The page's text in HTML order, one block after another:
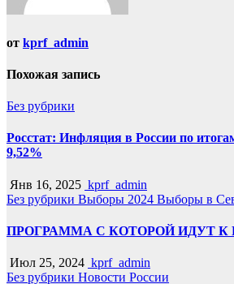
от kprf_admin
Похожая запись
Без рубрики
Росстат: Инфляция в России по
9,52%
Янв 16, 2025 kprf_admin
Без рубрики Выборы 2024 Выборы в
ПРОГРАММА С КОТОРОЙ ИДУТ К
Июл 25, 2024 kprf_admin
Без рубрики Новости России